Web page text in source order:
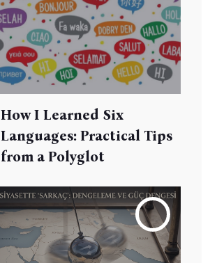
How I Learned Six
Languages: Practical Tips
from a Polyglot